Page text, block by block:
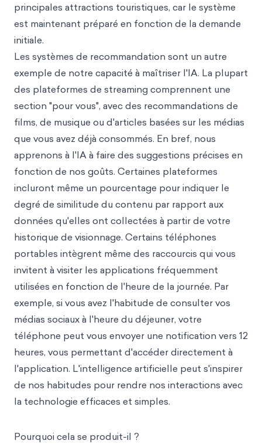
principales attractions touristiques, car le système
est maintenant préparé en fonction de la demande
initiale.
Les systèmes de recommandation sont un autre
exemple de notre capacité à maîtriser l'IA. La plupart
des plateformes de streaming comprennent une
section "pour vous", avec des recommandations de
films, de musique ou d'articles basées sur les médias
que vous avez déjà consommés. En bref, nous
apprenons à l'IA à faire des suggestions précises en
fonction de nos goûts. Certaines plateformes
incluront même un pourcentage pour indiquer le
degré de similitude du contenu par rapport aux
données qu'elles ont collectées à partir de votre
historique de visionnage. Certains téléphones
portables intègrent même des raccourcis qui vous
invitent à visiter les applications fréquemment
utilisées en fonction de l'heure de la journée. Par
exemple, si vous avez l'habitude de consulter vos
médias sociaux à l'heure du déjeuner, votre
téléphone peut vous envoyer une notification vers 12
heures, vous permettant d'accéder directement à
l'application. L'intelligence artificielle peut s'inspirer
de nos habitudes pour rendre nos interactions avec
la technologie efficaces et simples.
Pourquoi cela se produit-il ?